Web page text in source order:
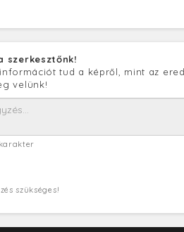
szerkesztőnk!
tud a képről, mint az
velünk!
szükséges!